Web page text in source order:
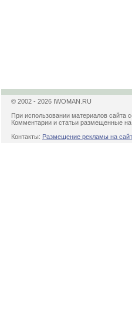
© 2002 - 2026 IWOMAN.RU
При использовании материалов сайта
Комментарии и статьи размещенные
Контакты: Размещение рекламы на